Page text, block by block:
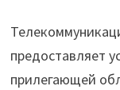
предоставляет
прилегающей